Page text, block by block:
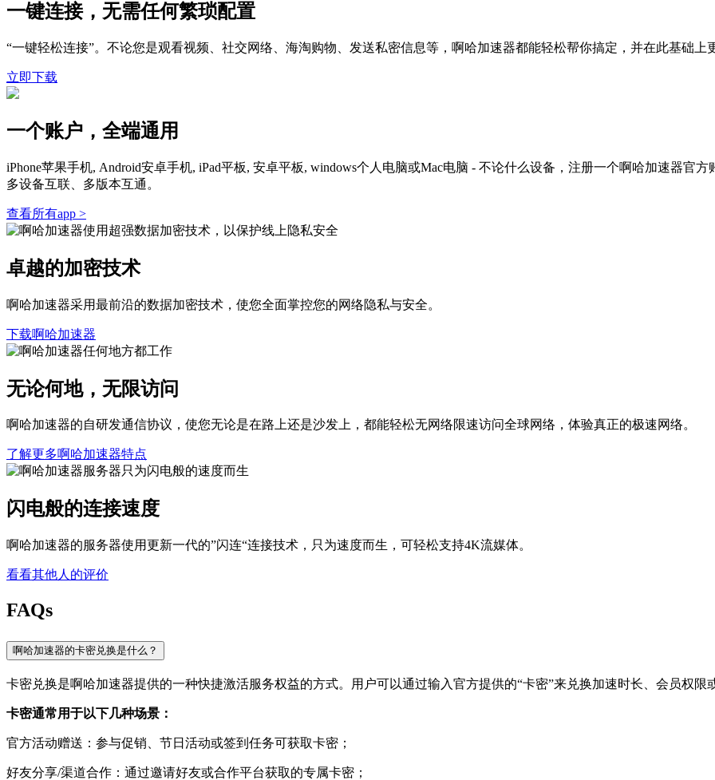
一键连接，无需任何繁琐配置
“一键轻松连接”。不论您是观看视频、社交网络、海淘购物、发送私密信息等，啊哈加速器都能轻松帮你搞定，并在此基础上
立即下载
一个账户，全端通用
iPhone苹果手机, Android安卓手机, iPad平板, 安卓平板, windows个人电脑或Mac电脑 - 不论什么设备，注册一个啊哈加速器官
多设备互联、多版本互通。
查看所有app >
卓越的加密技术
啊哈加速器采用最前沿的数据加密技术，使您全面掌控您的网络隐私与安全。
下载啊哈加速器
无论何地，无限访问
啊哈加速器的自研发通信协议，使您无论是在路上还是沙发上，都能轻松无网络限速访问全球网络，体验真正的极速网络。
了解更多啊哈加速器特点
闪电般的连接速度
啊哈加速器的服务器使用更新一代的”闪连“连接技术，只为速度而生，可轻松支持4K流媒体。
看看其他人的评价
FAQs
啊哈加速器的卡密兑换是什么？
卡密兑换是啊哈加速器提供的一种快捷激活服务权益的方式。用户可以通过输入官方提供的“卡密”来兑换加速时长、会员权限
卡密通常用于以下几种场景：
官方活动赠送：参与促销、节日活动或签到任务可获取卡密；
好友分享/渠道合作：通过邀请好友或合作平台获取的专属卡密；